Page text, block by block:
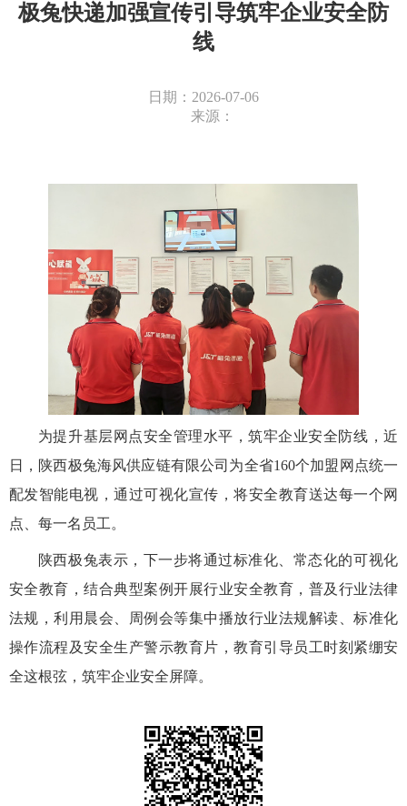
极兔快递加强宣传引导筑牢企业安全防
线
日期：2026-07-06
来源：
为提升基层网点安全管理水平，筑牢企业安全防线，近
日，陕西极兔海风供应链有限公司为全省160个加盟网点统一
配发智能电视，通过可视化宣传，将安全教育送达每一个网
点、每一名员工。
陕西极兔表示，下一步将通过标准化、常态化的可视化
安全教育，结合典型案例开展行业安全教育，普及行业法律
法规，利用晨会、周例会等集中播放行业法规解读、标准化
操作流程及安全生产警示教育片，教育引导员工时刻紧绷安
全这根弦，筑牢企业安全屏障。